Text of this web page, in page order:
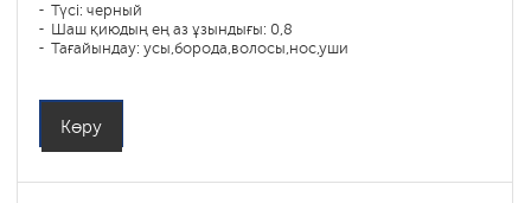
Түсі: черный
Шаш қиюдың ең аз ұзындығы: 0,8
Тағайындау: усы,борода,волосы,нос,уши
Көру